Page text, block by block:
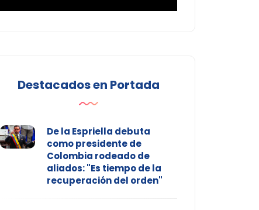
Destacados en Portada
De la Espriella debuta
como presidente de
Colombia rodeado de
aliados: "Es tiempo de la
recuperación del orden"